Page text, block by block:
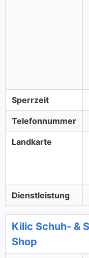
Sperrzeit
Telefonnummer
Landkarte
Dienstleistung
Kilic Schuh- &
Shop